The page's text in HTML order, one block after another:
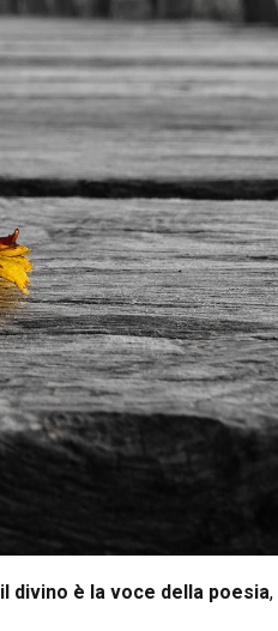
il divino è la voce della poesia,